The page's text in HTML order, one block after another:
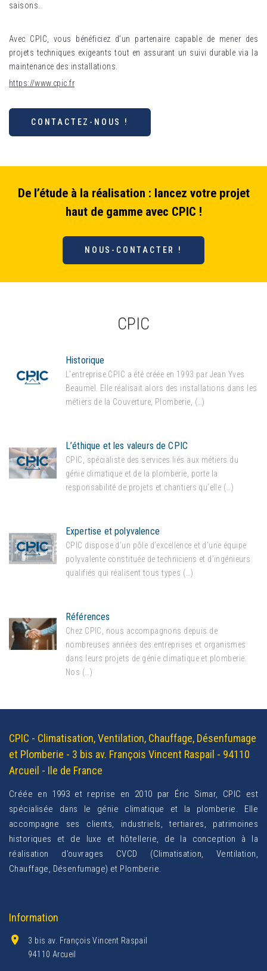
saisons.
Avec CPIC, vous bénéficiez d’un partenaire capable de mener des
projets techniques exigeants tout en assurant un suivi durable via la
maintenance des installations.
https://www.cpic.fr
CONTACTEZ-NOUS !
De l’étude à la réalisation : lancez votre projet
haut de gamme avec CPIC !
NOUS-CONTACTER !
CPIC
Historique
L’entreprise CPIC a été créée en 1993 par Jean Yves
Beaumel. Elle réalisait alors des installations dans les
métiers de la Couverture, Plomberie, (…)
L’éthique et les valeurs de CPIC
CPIC, spécialiste des services liés aux métiers du
génie climatique et de la plomberie, porte la
responsabilité de projets et chantiers qu’elle (…)
Expertise et polyvalence
CPIC dispose d’un pôle d’excellence et d’une équipe
polyvalente constituée de techniciens et d’ingénieurs
qualifiés qui réalisent tous types (…)
Références
Chez CPIC, nous accompagnons depuis de
nombreuses années des entreprises et organismes
dans leurs projets de génie climatique et plomberie.
Nos (…)
CPIC - Climatisation, Ventilation, Chauffage, Désenfumage
et Plomberie - 3 bis av. François Vincent Raspail - 94110
Arcueil - Ile de France
Créée en 1993 et reprise en 2010 par Éric Simar, CPIC est
spécialisée dans le génie climatique et la plomberie. Elle
accompagne ses clients, industriels, tertiaires, patrimoines
historiques et de luxe et hôtellerie, de la conception à la
réalisation d’ouvrages CVCD (Climatisation, Ventilation,
Chauffage, Désenfumage) et Plomberie.
Information
3 bis av. François Vincent Raspail
94110 Arcueil